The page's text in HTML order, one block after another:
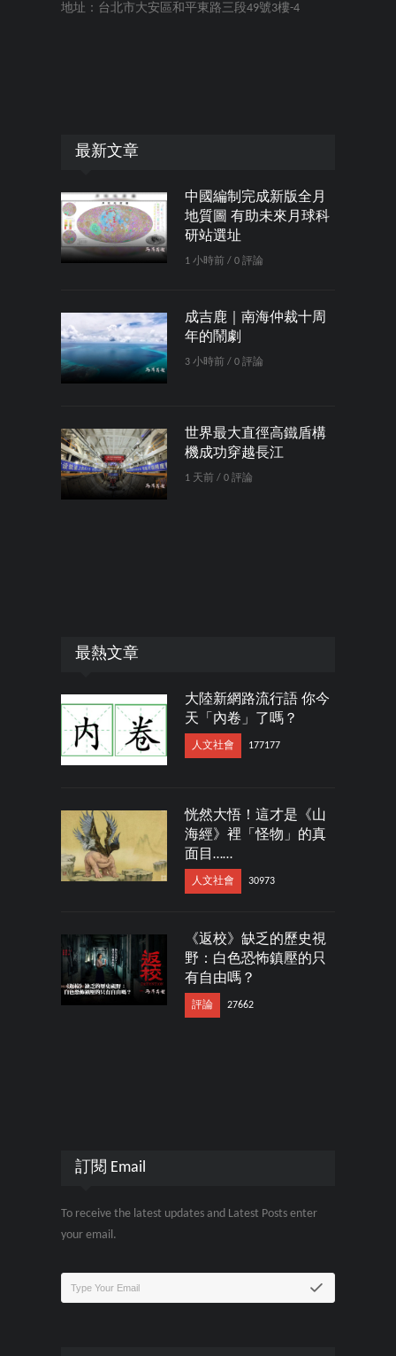
地址：台北市大安區和平東路三段49號3樓-4
最新文章
中國編制完成新版全月
地質圖 有助未來月球科
研站選址
1 小時前 / 0 評論
成吉鹿｜南海仲裁十周
年的鬧劇
3 小時前 / 0 評論
世界最大直徑高鐵盾構
機成功穿越長江
1 天前 / 0 評論
最熱文章
大陸新網路流行語 你今
天「內卷」了嗎？
人文社會 177177
恍然大悟！這才是《山
海經》裡「怪物」的真
面目……
人文社會 30973
《返校》缺乏的歷史視
野：白色恐怖鎮壓的只
有自由嗎？
評論 27662
訂閱 Email
To receive the latest updates and Latest Posts enter
your email.